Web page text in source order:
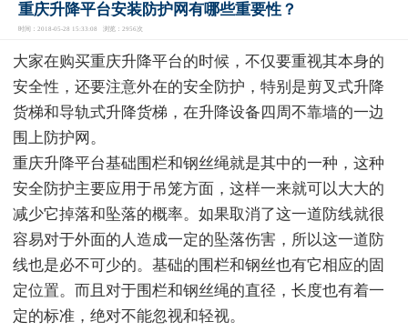
重庆升降平台安装防护网有哪些重要性？
时间：2018-05-28 15:33:08 浏览：2956次
大家在购买重庆升降平台的时候，不仅要重视其本身的
安全性，还要注意外在的安全防护，特别是剪叉式升降
货梯和导轨式升降货梯，在升降设备四周不靠墙的一边
围上防护网。
重庆升降平台基础围栏和钢丝绳就是其中的一种，这种
安全防护主要应用于吊笼方面，这样一来就可以大大的
减少它掉落和坠落的概率。如果取消了这一道防线就很
容易对于外面的人造成一定的坠落伤害，所以这一道防
线也是必不可少的。基础的围栏和钢丝也有它相应的固
定位置。而且对于围栏和钢丝绳的直径，长度也有着一
定的标准，绝对不能忽视和轻视。